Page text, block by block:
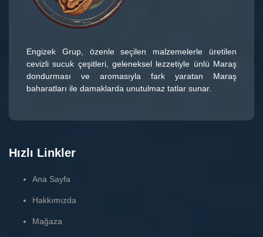
Engizek Grup, özenle seçilen malzemelerle üretilen
cevizli sucuk çeşitleri, geleneksel lezzetiyle ünlü Maraş
dondurması ve aromasıyla fark yaratan Maraş
baharatları ile damaklarda unutulmaz tatlar sunar.
Hızlı Linkler
Ana Sayfa
Hakkımızda
Mağaza